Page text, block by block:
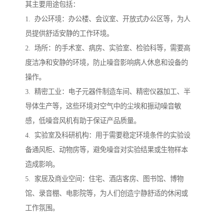
其主要用途包括：
1. 办公环境：办公楼、会议室、开放式办公区等，为人
员提供舒适安静的工作环境。
2. 场所：的手术室、病房、实验室、检验科等，需要高
度洁净和安静的环境，防止噪音影响病人休息和设备的
操作。
3. 精密工业：电子元器件制造车间、精密仪器加工、半
导体生产等，这些环境对空气中的尘埃和振动噪音敏
感，低噪音风机有助于保证产品质量。
4. 实验室及科研机构：用于需要稳定环境条件的实验设
备通风柜、动物房等，避免噪音对实验结果或生物样本
造成影响。
5. 家居及商业空间：住宅、酒店客房、图书馆、博物
馆、录音棚、电影院等，为人们创造宁静舒适的休闲或
工作氛围。